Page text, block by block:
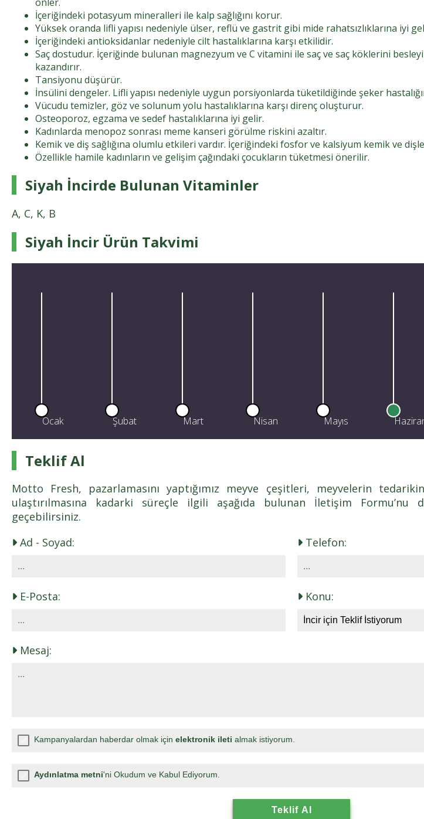
İçeriğindeki potasyum mineralleri ile kalp sağlığını korur.
Yüksek oranda lifli yapısı nedeniyle ülser, reflü ve gastrit gibi mide rahatsızlıklarına iyi
İçeriğindeki antioksidanlar nedeniyle cilt hastalıklarına karşı etkilidir.
Saç dostudur. İçeriğinde bulunan magnezyum ve C vitamini ile saç ve saç köklerini
kazandırır.
Tansiyonu düşürür.
İnsülini dengeler. Lifli yapısı nedeniyle uygun porsiyonlarda tüketildiğinde şeker
Vücudu temizler, göz ve solunum yolu hastalıklarına karşı direnç oluşturur.
Osteoporoz, egzama ve sedef hastalıklarına iyi gelir.
Kadınlarda menopoz sonrası meme kanseri görülme riskini azaltır.
Kemik ve diş sağlığına olumlu etkileri vardır. İçeriğindeki fosfor ve kalsiyum kemik ve
Özellikle hamile kadınların ve gelişim çağındaki çocukların tüketmesi önerilir.
Siyah İncirde Bulunan Vitaminler
A, C, K, B
Siyah İncir Ürün Takvimi
Ocak Şubat Mart Nisan Mayıs
Teklif Al
Motto Fresh, pazarlamasını yaptığımız meyve çeşitleri, meyvelerin
ulaştırılmasına kadarki süreçle ilgili aşağıda bulunan İletişim Formu’nu
geçebilirsiniz.
Ad - Soyad:
Telefon:
E-Posta: Konu:
Mesaj:
Kampanyalardan haberdar olmak için elektronik ileti almak istiyorum.
Aydınlatma metni'ni Okudum ve Kabul Ediyorum.